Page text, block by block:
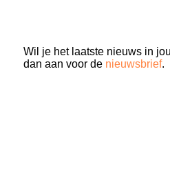
Wil je het laatste nieuws in
dan aan voor de nieuwsbrief.